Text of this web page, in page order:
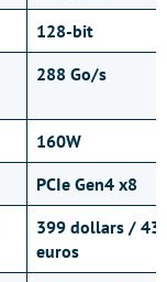
128-bit
288 Go/s
160W
PCIe Gen4 x8
399 dollars /
euros